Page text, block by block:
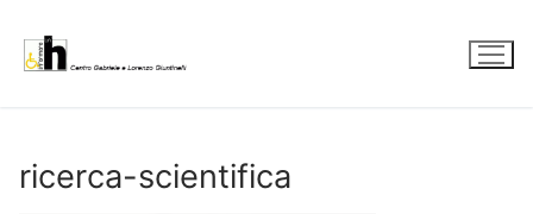
contenuto
ricerca-scientifica